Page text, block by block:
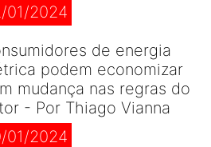
01/2024
de energia
podem economizar
mudança nas regras do
- Por Thiago Vianna
01/2024